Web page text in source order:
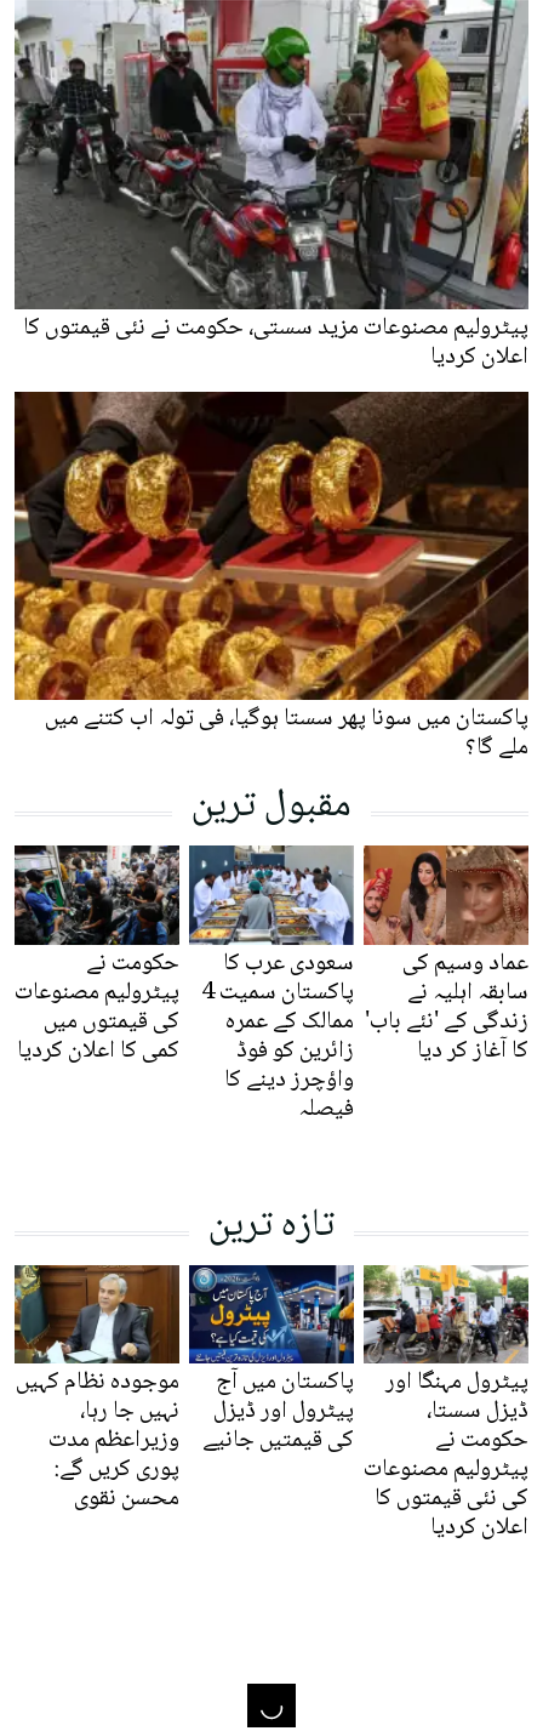
پیٹرولیم مصنوعات مزید سستی، حکومت نے نئی قیمتوں کا
اعلان کردیا
پاکستان میں سونا پھر سستا ہوگیا، فی تولہ اب کتنے میں
ملے گا؟
مقبول ترین
عماد وسیم کی
سابقہ اہلیہ نے
زندگی کے 'نئے باب'
کا آغاز کر دیا
سعودی عرب کا
پاکستان سمیت 4
ممالک کے عمرہ
زائرین کو فوڈ
واؤچرز دینے کا
فیصلہ
حکومت نے
پیٹرولیم مصنوعات
کی قیمتوں میں
کمی کا اعلان کردیا
تازہ ترین
پیٹرول مہنگا اور
ڈیزل سستا،
حکومت نے
پیٹرولیم مصنوعات
کی نئی قیمتوں کا
اعلان کردیا
پاکستان میں آج
پیٹرول اور ڈیزل
کی قیمتیں جانیے
موجودہ نظام کہیں
نہیں جا رہا،
وزیراعظم مدت
پوری کریں گے:
محسن نقوی